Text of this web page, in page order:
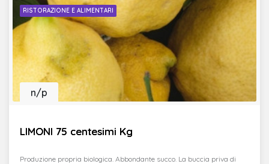
RISTORAZIONE E ALIMENTARI
LIMONI 75 centesimi Kg
n/p
Produzione propria biologica. Abbondante succo. La buccia priva di